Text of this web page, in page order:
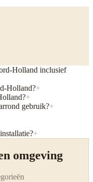
Holland inclusief
Holland?+
+
gebruik?+
+
omgeving